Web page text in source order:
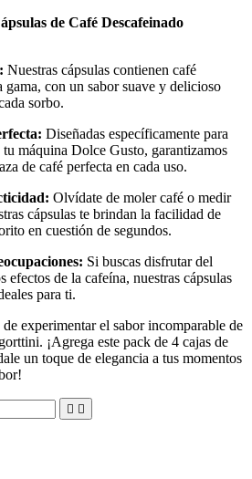
de Café Descafeinado
Nuestras cápsulas contienen café
gama, con un sabor suave y delicioso
sorbo.
Diseñadas específicamente para
máquina Dolce Gusto, garantizamos
de café perfecta en cada uso.
Olvídate de moler café o medir
cápsulas te brindan la facilidad de
en cuestión de segundos.
Si buscas disfrutar del
efectos de la cafeína, nuestras cápsulas
para ti.
experimentar el sabor incomparable de
¡Agrega este pack de 4 cajas de
un toque de elegancia a tus momentos
 